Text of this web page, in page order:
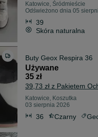
Katowice, Śródmieście
Odświeżono dnia 05
39
Skóra naturalna
Buty Geox Respira 36
Używane
35 zł
39,73 zł z Pakietem
Katowice, Koszutka
03 sierpnia 2026
36 Czarny